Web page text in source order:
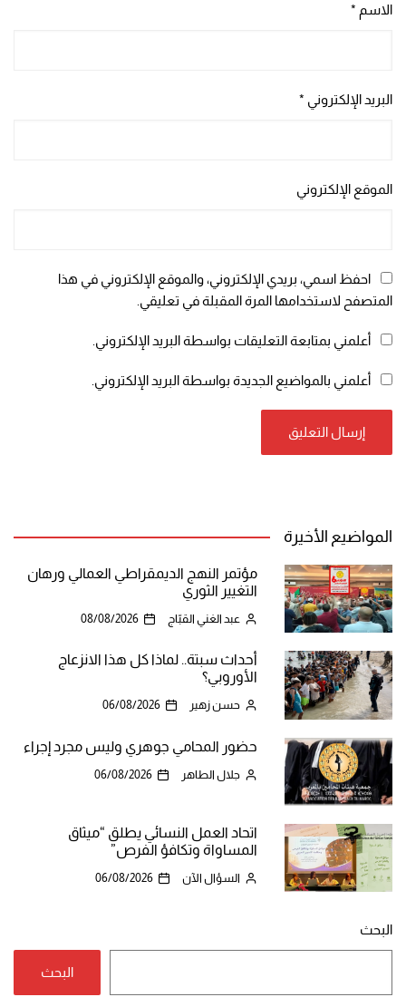
الاسم *
البريد الإلكتروني *
الموقع الإلكتروني
احفظ اسمي، بريدي الإلكتروني، والموقع الإلكتروني في هذا
المتصفح لاستخدامها المرة المقبلة في تعليقي.
أعلمني بمتابعة التعليقات بواسطة البريد الإلكتروني.
أعلمني بالمواضيع الجديدة بواسطة البريد الإلكتروني.
المواضيع الأخيرة
مؤتمر النهج الديمقراطي العمالي ورهان
التغيير الثوري
عبد الغني القبّاج 08/08/2026
أحداث سبتة.. لماذا كل هذا الانزعاج
الأوروبي؟
حسن زهير 06/08/2026
حضور المحامي جوهري وليس مجرد إجراء
جلال الطاهر 06/08/2026
اتحاد العمل النسائي يطلق “ميثاق
المساواة وتكافؤ الفرص”
السؤال الآن 06/08/2026
البحث
البحث